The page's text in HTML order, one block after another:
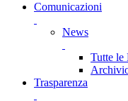
Comunicazioni
News
Tutte le
Trasparenza